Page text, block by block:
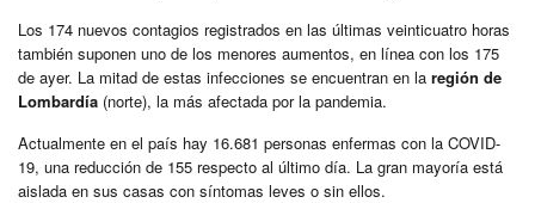
Los 174 nuevos contagios registrados en las últimas veinticuatro horas
también suponen uno de los menores aumentos, en línea con los 175
de ayer. La mitad de estas infecciones se encuentran en la región de
Lombardía (norte), la más afectada por la pandemia.
Actualmente en el país hay 16.681 personas enfermas con la COVID-
19, una reducción de 155 respecto al último día. La gran mayoría está
aislada en sus casas con síntomas leves o sin ellos.